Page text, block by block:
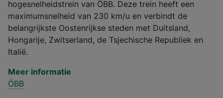
hogesnelheidstrein van ÖBB. Deze trein heeft een
maximumsnelheid van 230 km/u en verbindt de
belangrijkste Oostenrijkse steden met Duitsland,
Hongarije, Zwitserland, de Tsjechische Republiek en
Italië.
Meer informatie
ÖBB